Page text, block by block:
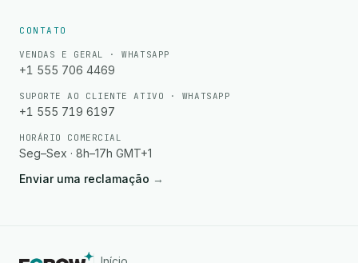
CONTATO
VENDAS E GERAL · WHATSAPP
+1 555 706 4469
SUPORTE AO CLIENTE ATIVO · WHATSAPP
+1 555 719 6197
HORÁRIO COMERCIAL
Seg–Sex · 8h–17h GMT+1
Enviar uma reclamação →